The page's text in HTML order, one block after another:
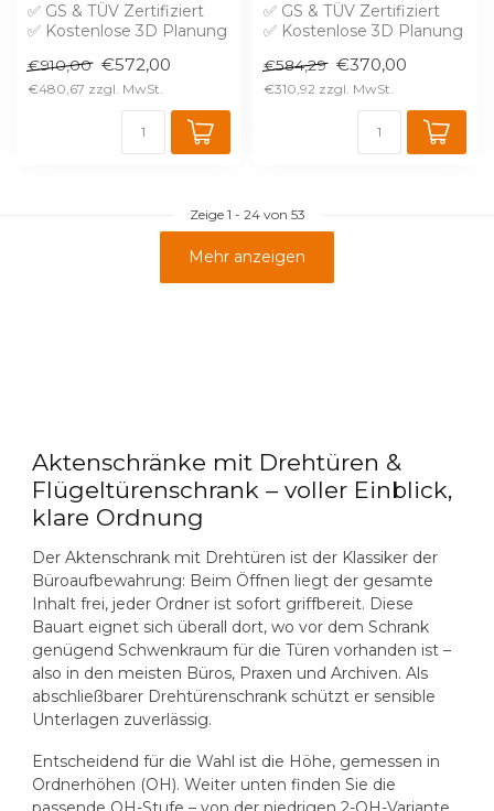
✅ GS & TÜV Zertifiziert
✅ Kostenlose 3D Planung
Aufprei...
€910,00 €572,00
€480,67
✅ GS & TÜV Zertifiziert
✅ Kostenlose 3D Planung
Aufprei...
€584,29 €370,00
€310,92
Zeige 1 - 24von 53
Mehr anzeigen
Aktenschränke mit Drehtüren &
Flügeltürenschrank – voller Einblick,
klare Ordnung
Der Aktenschrank mit Drehtüren ist der Klassiker der
Büroaufbewahrung: Beim Öffnen liegt der gesamte
Inhalt frei, jeder Ordner ist sofort griffbereit. Diese
Bauart eignet sich überall dort, wo vor dem Schrank
genügend Schwenkraum für die Türen vorhanden ist –
also in den meisten Büros, Praxen und Archiven. Als
abschließbarer Drehtürenschrank schützt er sensible
Unterlagen zuverlässig.
Entscheidend für die Wahl ist die Höhe, gemessen in
Ordnerhöhen (OH). Weiter unten finden Sie die